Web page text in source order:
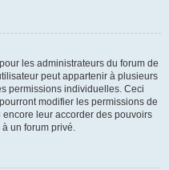
les administrateurs du forum de
peut appartenir à plusieurs
permissions individuelles. Ceci
modifier les permissions de
leur accorder des pouvoirs
un forum privé.